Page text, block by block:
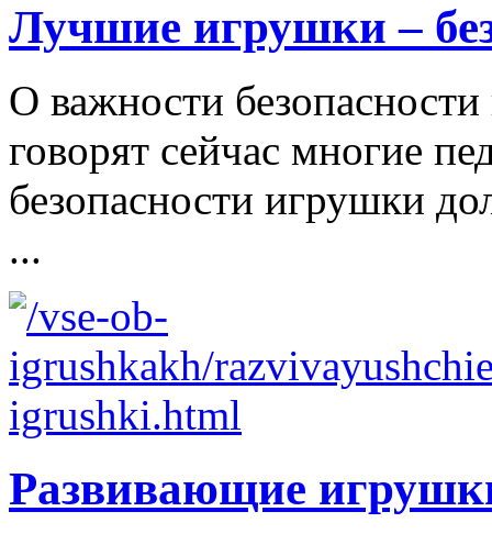
Лучшие игрушки –
О важности
говорят сейчас многие
безопасности игрушки
...
Развивающие